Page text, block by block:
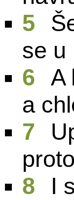
5
se u
6
A
a
7
8
I